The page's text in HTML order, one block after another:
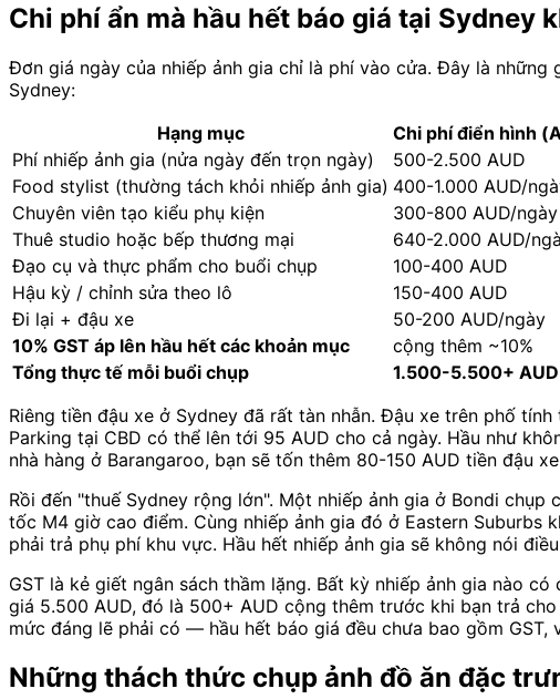
Chi phí ẩn mà hầu hết báo giá tại Sydney
Đơn giá ngày của nhiếp ảnh gia chỉ là phí vào cửa. Đây là
Sydney:
Hạng mục
Chi phí điển hình
Phí nhiếp ảnh gia (nửa ngày đến trọn ngày)
500-2.500 AUD
Food stylist (thường tách khỏi nhiếp ảnh gia) 400-1.000 AUD/
Chuyên viên tạo kiểu phụ kiện
300-800 AUD/ngày
Thuê studio hoặc bếp thương mại
640-2.000 AUD/
Đạo cụ và thực phẩm cho buổi chụp
100-400 AUD
Hậu kỳ / chỉnh sửa theo lô
150-400 AUD
Đi lại + đậu xe
50-200 AUD/ngày
10% GST áp lên hầu hết các khoản mục
cộng thêm ~10%
Tổng thực tế mỗi buổi chụp
1.500-5.500+ AUD
Riêng tiền đậu xe ở Sydney đã rất tàn nhẫn. Đậu xe trên phố
Parking tại CBD có thể lên tới 95 AUD cho cả ngày. Hầu như
nhà hàng ở Barangaroo, bạn sẽ tốn thêm 80-150 AUD tiền đậu
Rồi đến "thuế Sydney rộng lớn". Một nhiếp ảnh gia ở Bondi
tốc M4 giờ cao điểm. Cùng nhiếp ảnh gia đó ở Eastern
phải trả phụ phí khu vực. Hầu hết nhiếp ảnh gia sẽ không nói
GST là kẻ giết ngân sách thầm lặng. Bất kỳ nhiếp ảnh gia nào
giá 5.500 AUD, đó là 500+ AUD cộng thêm trước khi bạn trả
mức đáng lẽ phải có — hầu hết báo giá đều chưa bao gồm GST,
Những thách thức chụp ảnh đồ ăn đặc